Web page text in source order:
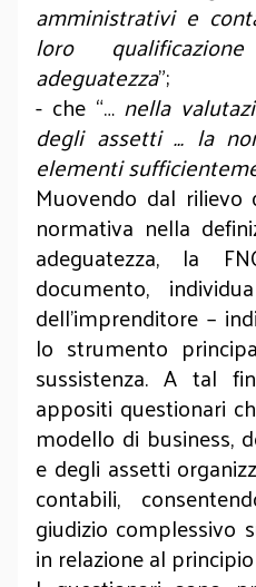
amministrativi e
loro
adeguatezza”;
- che “…nella
degli assetti … la
elementi
Muovendo dal rilievo
normativa nella
adeguatezza, la
documento,
dell’imprenditore –
lo strumento
sussistenza. A tal
appositi questionari
modello di business,
e degli assetti
contabili,
giudizio complessivo
in relazione al